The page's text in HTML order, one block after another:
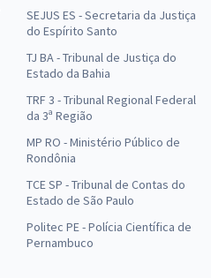
SEJUS ES - Secretaria da Justiça
do Espírito Santo
TJ BA - Tribunal de Justiça do
Estado da Bahia
TRF 3 - Tribunal Regional Federal
da 3ª Região
MP RO - Ministério Público de
Rondônia
TCE SP - Tribunal de Contas do
Estado de São Paulo
Politec PE - Polícia Científica de
Pernambuco